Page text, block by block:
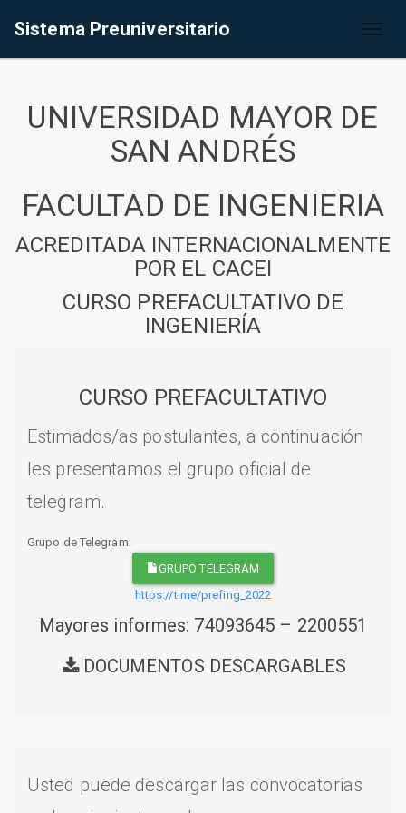
Sistema Preuniversitario
UNIVERSIDAD MAYOR DE
SAN ANDRÉS
FACULTAD DE INGENIERIA
ACREDITADA INTERNACIONALMENTE
POR EL CACEI
CURSO PREFACULTATIVO DE
INGENIERÍA
CURSO PREFACULTATIVO
Estimados/as postulantes, a continuación
les presentamos el grupo oficial de
telegram.
Grupo de Telegram:
GRUPO TELEGRAM
https://t.me/prefing_2022
Mayores informes: 74093645 – 2200551
DOCUMENTOS DESCARGABLES
Usted puede descargar las convocatorias